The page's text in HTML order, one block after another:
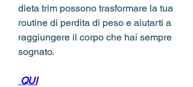
dieta trim possono trasformare la tua
routine di perdita di peso e aiutarti a
raggiungere il corpo che hai sempre
sognato.
QUI